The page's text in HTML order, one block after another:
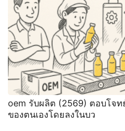
oem รับผลิต (2569) ตอบโจ
ของตนเองโดยลงในบว